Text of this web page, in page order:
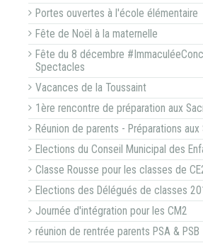
Portes ouvertes à l'école élémentaire
Fête de Noël à la maternelle
Fête du 8 décembre
Spectacles
Vacances de la Toussaint
1ère rencontre de préparation aux
Réunion de parents - Préparations
Elections du Conseil Municipal des
Classe Rousse pour les classes de
Elections des Délégués de classes
Journée d'intégration pour les CM2
réunion de rentrée parents PSA & PSB